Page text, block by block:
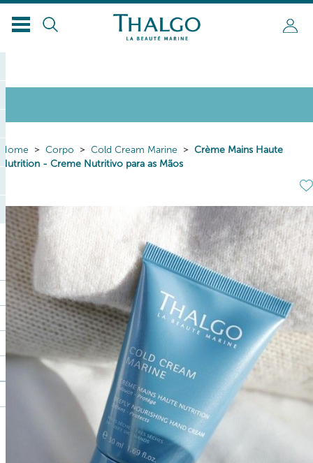
Home Corpo Cold Cream Marine
Crème Mains Haute
Nutrition - Creme Nutritivo para as Mãos